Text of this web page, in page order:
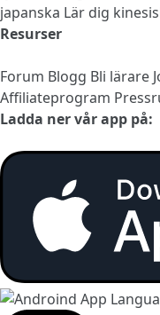
japanska Lär dig
Resurser
Forum Blogg Bli lärare
Affiliateprogram
Ladda ner vår app på: